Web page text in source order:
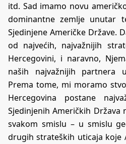
itd. Sad imamo novu
dominantne zemlje unutar
Sjedinjene Američke Države.
od najvećih, najvažnijih
Hercegovini, i naravno,
naših najvažnijih partnera
Prema tome, mi moramo
Hercegovina postane
Sjedinjenih Američkih Država
svakom smislu – u smislu
drugih strateških uticaja koje